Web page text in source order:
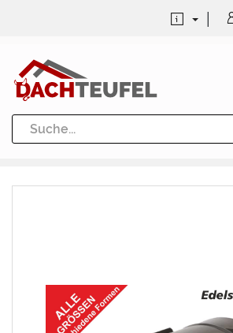
Dachrinne und Fallrohre
Werkzeuge und Löttechnik